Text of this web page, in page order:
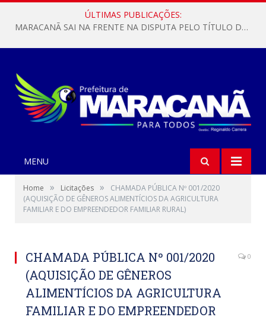
ÚLTIMAS PUBLICAÇÕES:
MARACANÃ SAI NA FRENTE NA DISPUTA PELO TÍTULO DA COPA PARÁ SUB-17!
MENU
Home » Licitações »
CHAMADA PÚBLICA Nº 001/2020
(AQUISIÇÃO DE GÊNEROS ALIMENTÍCIOS DA AGRICULTURA
FAMILIAR E DO EMPREENDEDOR FAMILIAR RURAL)
CHAMADA PÚBLICA Nº 001/2020
(AQUISIÇÃO DE GÊNEROS
ALIMENTÍCIOS DA AGRICULTURA
FAMILIAR E DO EMPREENDEDOR
0